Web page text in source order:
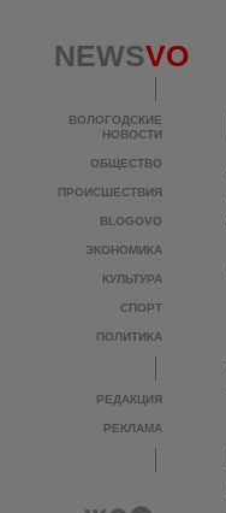
NEWSVO
ВОЛОГОДСКИЕ
НОВОСТИ
ОБЩЕСТВО
ПРОИСШЕСТВИЯ
BLOGOVO
ЭКОНОМИКА
КУЛЬТУРА
СПОРТ
ПОЛИТИКА
РЕДАКЦИЯ
РЕКЛАМА